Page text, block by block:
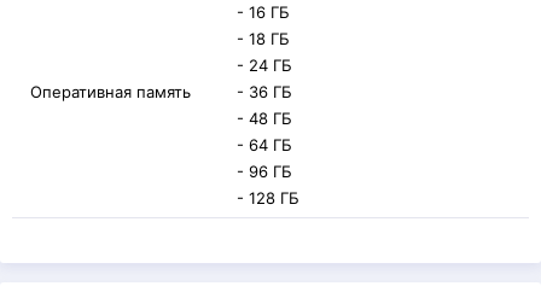
Оперативная память
- 16 ГБ
- 18 ГБ
- 24 ГБ
- 36 ГБ
- 48 ГБ
- 64 ГБ
- 96 ГБ
- 128 ГБ